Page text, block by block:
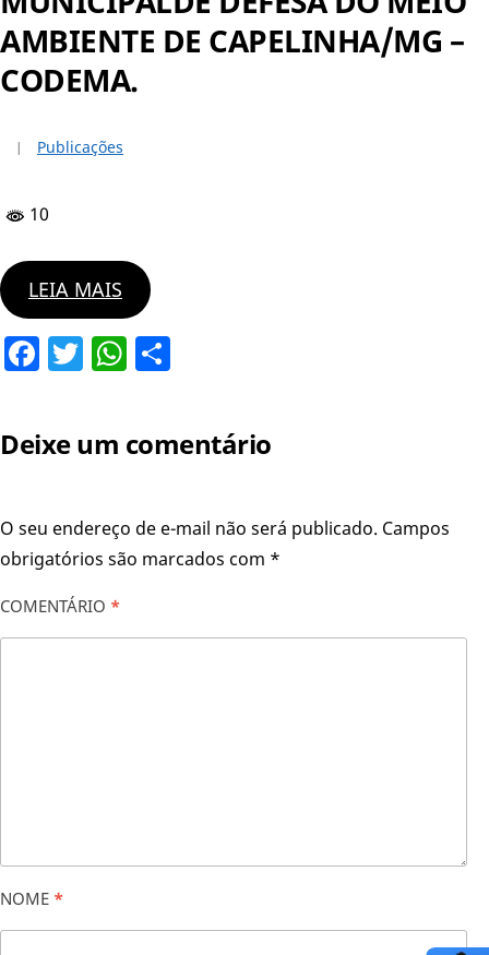
AMBIENTE DE CAPELINHA/MG –
CODEMA.
Publicações
10
LEIA MAIS
Facebook
TwitterWhatsApp
Deixe um comentário
O seu endereço de e-mail não será publicado. Campos
obrigatórios são marcados com *
COMENTÁRIO *
NOME *